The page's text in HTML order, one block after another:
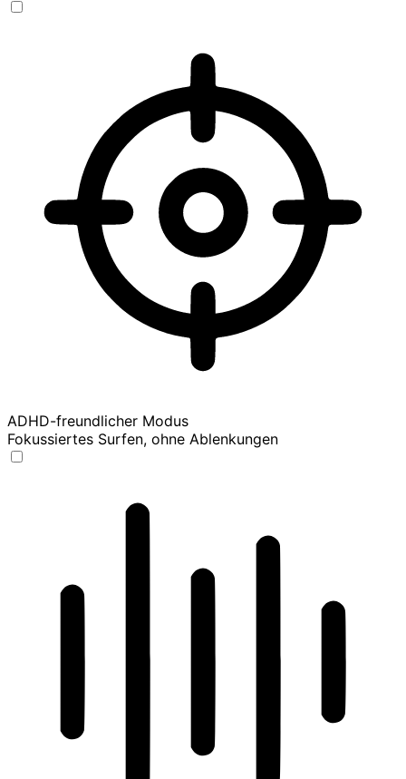
ADHD-freundlicher Modus
Fokussiertes Surfen, ohne Ablenkungen